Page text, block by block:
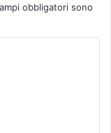
obbligatori sono